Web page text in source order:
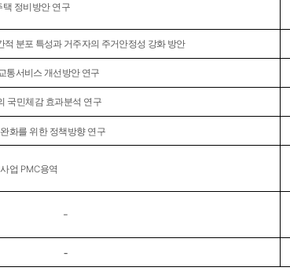
택 정비방안 연구
분포 특성과 거주자의 주거안정성 강화 방안
통서비스 개선방안 연구
국민체감 효과분석 연구
화를 위한 정책방향 연구
업 PMC용역
-
-